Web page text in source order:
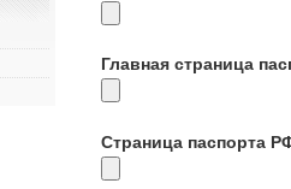
Главная страница
Страница паспорта